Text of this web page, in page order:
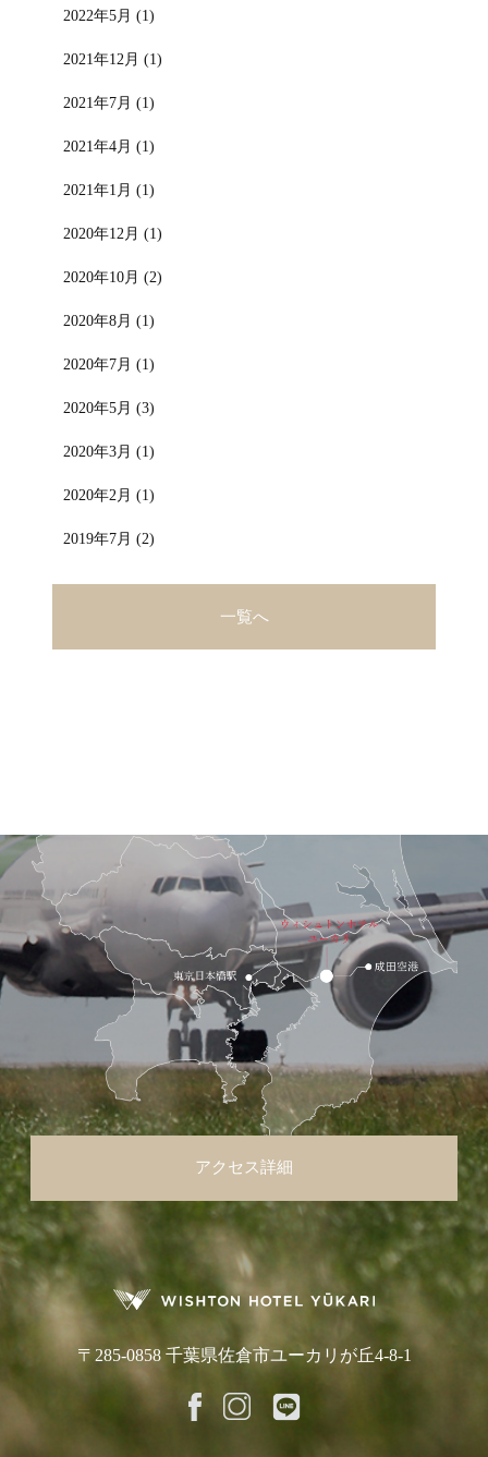
2022年5月 (1)
2021年12月 (1)
2021年7月 (1)
2021年4月 (1)
2021年1月 (1)
2020年12月 (1)
2020年10月 (2)
2020年8月 (1)
2020年7月 (1)
2020年5月 (3)
2020年3月 (1)
2020年2月 (1)
2019年7月 (2)
一覧へ
アクセス詳細
〒285-0858 千葉県佐倉市ユーカリが丘4-8-1